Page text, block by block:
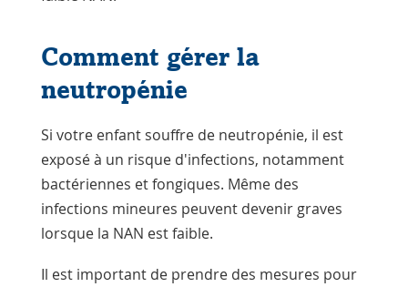
Comment gérer la
neutropénie
Si votre enfant souffre de neutropénie, il est
exposé à un risque d'infections, notamment
bactériennes et fongiques. Même des
infections mineures peuvent devenir graves
lorsque la NAN est faible.
Il est important de prendre des mesures pour